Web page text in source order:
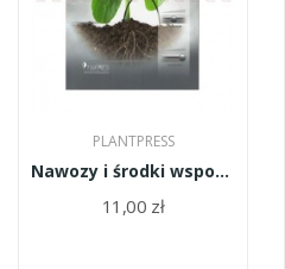
PLANTPRESS
Nawozy i środki wspomagajace do upraw pod osłonami
11,00 zł